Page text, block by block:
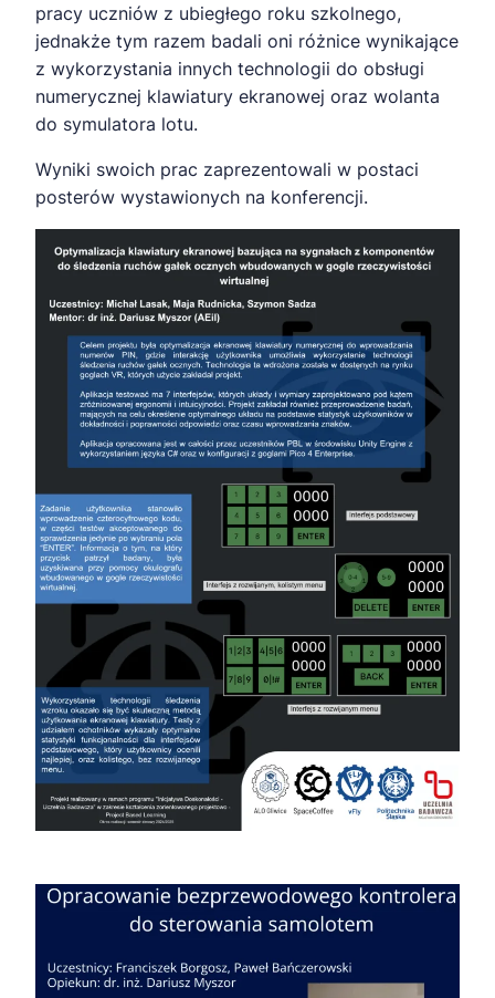
pracy uczniów z ubiegłego roku szkolnego,
jednakże tym razem badali oni różnice wynikające
z wykorzystania innych technologii do obsługi
numerycznej klawiatury ekranowej oraz wolanta
do symulatora lotu.
Wyniki swoich prac zaprezentowali w postaci
posterów wystawionych na konferencji.